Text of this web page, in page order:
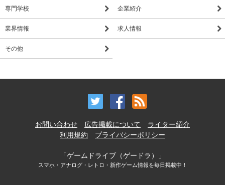
【モンスターが人間に!?魅力的な「進化」要素】
進化すると、全てのダイサーが劇的に変化する
全部欲しくなる魅力的なダイサー盛りだくさん！
最後まで進化させて自分好みのパーティを作ろう！
最大4人でプレイ可能な
フレンド協力型「レイド」バトル
プレイヤーと対戦可能な
「アリーナ」＆「リーグ」バトル♪
フレンドと協力したり、バトルして盛り上がろう！
※※※※※※こんな方にオススメ※※※※※※
・通勤/通学時間にプレイしたい方
専門学校 企業紹介
業界情報 求人情報
その他
お問い合わせ 広告掲載について
ライター紹介
利用規約
プライバシーポリシー
「ゲームドライブ（ゲードラ）」
スマホ・アナログ・レトロ・新作ゲーム情報を毎日掲載中！